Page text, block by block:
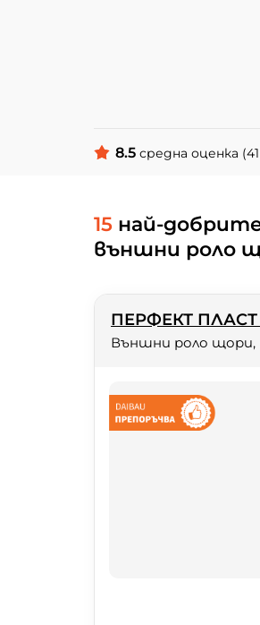
8.5 средна оценка
15 най-
външни роло
ПЕРФЕКТ
Външни роло щори,